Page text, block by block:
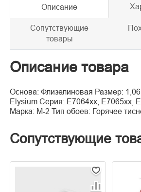
Описание
Сопутствующие
товары
Описание товара
Основа: Флизелиновая Размер:
Elysium Серия: E7064xx, E7065xx,
Марка: М-2 Тип обоев: Горячее
Сопутствующие